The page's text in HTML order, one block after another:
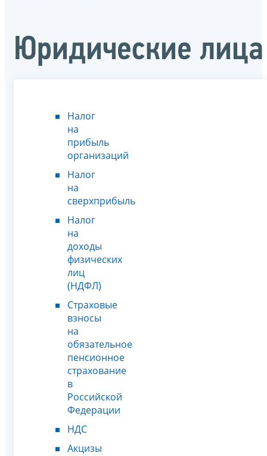
Юридические лица
Налог
на
прибыль
организаций
Налог
на
сверхприбыль
Налог
на
доходы
физических
лиц
(НДФЛ)
Страховые
взносы
на
обязательное
пенсионное
страхование
в
Российской
Федерации
НДС
Акцизы